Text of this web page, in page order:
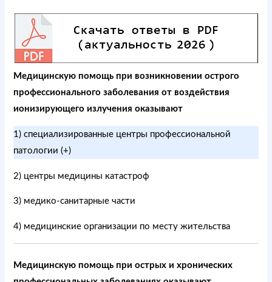
Медицинскую помощь при возникновении острого
профессионального заболевания от воздействия
ионизирующего излучения оказывают
1) специализированные центры профессиональной
патологии (+)
2) центры медицины катастроф
3) медико-санитарные части
4) медицинские организации по месту жительства
Медицинскую помощь при острых и хронических